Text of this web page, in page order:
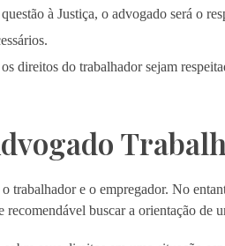
à Justiça, o advogado será o
direitos do trabalhador sejam
trabalhador e o empregador. No
buscar a orientação de